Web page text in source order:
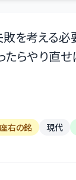
を考える必
らやり直せ
座右の銘 現代